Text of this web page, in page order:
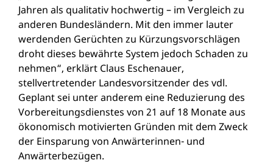
Jahren als qualitativ hochwertig – im Vergleich zu
anderen Bundesländern. Mit den immer lauter
werdenden Gerüchten zu Kürzungsvorschlägen
droht dieses bewährte System jedoch Schaden zu
nehmen“, erklärt Claus Eschenauer,
stellvertretender Landesvorsitzender des vdl.
Geplant sei unter anderem eine Reduzierung des
Vorbereitungsdienstes von 21 auf 18 Monate aus
ökonomisch motivierten Gründen mit dem Zweck
der Einsparung von Anwärterinnen- und
Anwärterbezügen.